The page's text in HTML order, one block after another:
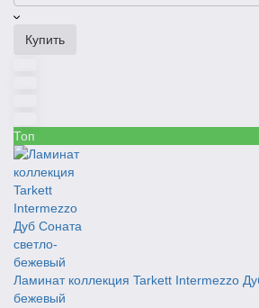
Купить
Топ
Ламинат коллекция Tarkett Intermezzo
бежевый